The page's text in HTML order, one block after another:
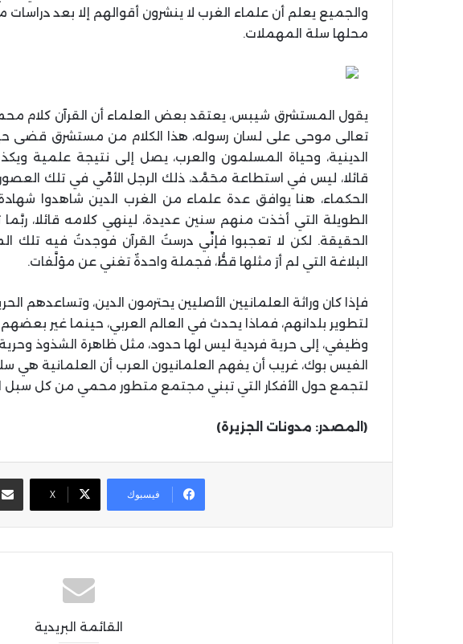
والجميع يعلم أن علماء الغرب لا ينشرون أقوالهم إلا بعد
محلها سلة المهملات.
يقول المستشرق شيبس، يعتقد بعض العلماء أن القرآن كلام
تعالى موحى على لسان رسوله، هذا الكلام من مستشرق قضى
الدينية، وحياة المسلمون والعرب، يصل إلى نتيجة علمية
قائلا، ليس في استطاعة محَمَّد، ذلك الرجل الأمِّي في تلك العصور
الحكماء، هنا يوافق عدة علماء من الغرب الدين شاهدوا
الطويلة التي أخذت منهم سنين عديدة، لينهي كلامه قائلا،
الحقيقة. لكن لا تعجبوا فإنِّي درستُ القرآن فوجدتُ فيه تلك
البلاغة التي لم أرَ مثلها قطُّ، فجملة واحدةٌ تغني عن مؤلَّفات.
فإذا كان وراثة العلمانيين الأصليين يحترمون الدين، وتساعدهم
لتطوير بلدانهم، فماذا يحدث في العالم العربي، حينما غير
وظيفي، إلى حرية فردية ليس لها حدود، مثل ظاهرة الشذوذ وحرية
الفيس بوك، غريب أن يفهم العلمانيون العرب أن العلمانية هي
لتجمع حول الأفكار التي تبني مجتمع متطور محمي من كل سبل
(المصدر: مدونات الجزيرة)
فيسبوك X
القائمة البريدية